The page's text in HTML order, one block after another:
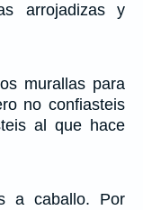
arrojadizas y
murallas para
no confiasteis
al que hace
a caballo. Por